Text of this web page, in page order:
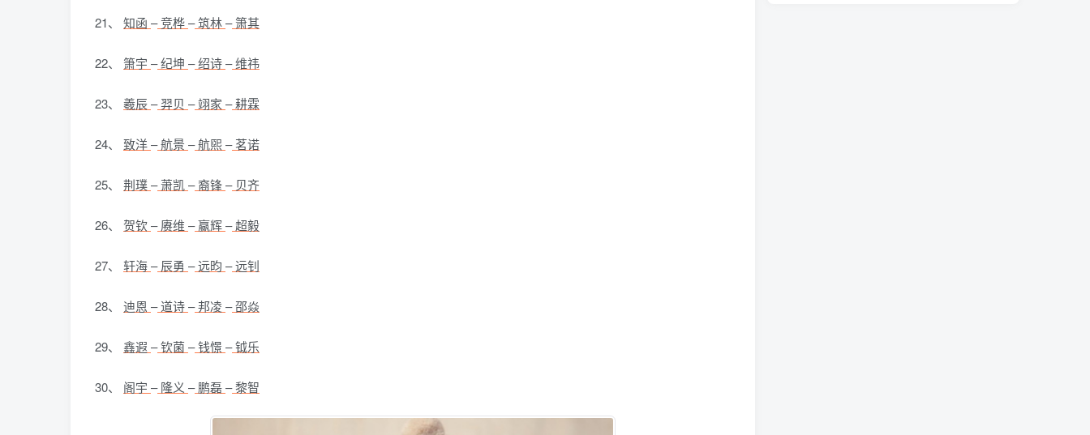
21、 知函 –竞桦–筑林–箫其
22、 箫宇 –纪坤 –绍诗–维祎
23、 羲辰–羿贝 –翊家 –耕霖
24、 致洋–航景 –航煕–茗诺
25、 荆璞–萧凯 –裔锋–贝齐
26、 贺钦–赓维 –赢辉–超毅
27、 轩海–辰勇 –远昀 –远钊
28、 迪恩 –道诗–邦凌 –邵焱
29、 鑫遐 –钦菌 –钱憬 –钺乐
30、 阁宇 –隆义 –鹏磊–黎智